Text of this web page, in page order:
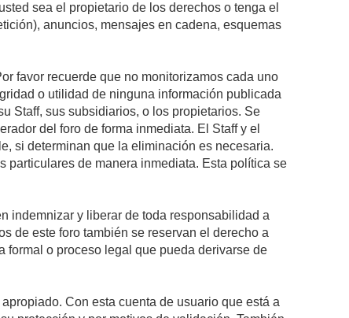
sea el propietario de los derechos o tenga el
anuncios, mensajes en cadena, esquemas
favor recuerde que no monitorizamos cada uno
o utilidad de ninguna información publicada
Staff, sus subsidiarios, o los propietarios. Se
del foro de forma inmediata. El Staff y el
si determinan que la eliminación es necesaria.
particulares de manera inmediata. Esta política se
indemnizar y liberar de toda responsabilidad a
de este foro también se reservan el derecho a
formal o proceso legal que pueda derivarse de
Con esta cuenta de usuario que está a